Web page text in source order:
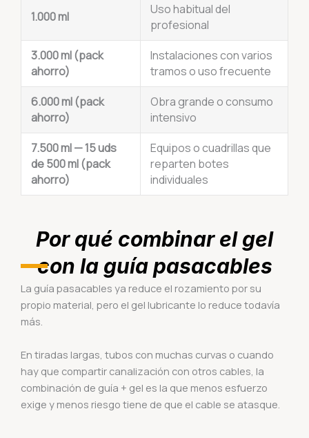
1.000 ml
Uso habitual del
profesional
3.000 ml (pack
ahorro)
Instalaciones con varios
tramos o uso frecuente
6.000 ml (pack
ahorro)
Obra grande o consumo
intensivo
7.500 ml — 15 uds
de 500 ml (pack
ahorro)
Equipos o cuadrillas que
reparten botes
individuales
Por qué combinar el gel
con la guía pasacables
La guía pasacables ya reduce el rozamiento por su
propio material, pero el gel lubricante lo reduce todavía
más.
En tiradas largas, tubos con muchas curvas o cuando
hay que compartir canalización con otros cables, la
combinación de guía + gel es la que menos esfuerzo
exige y menos riesgo tiene de que el cable se atasque.